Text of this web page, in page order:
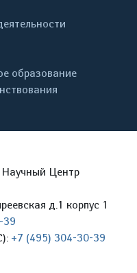
образование
Центр
д.1 корпус 1
39
+7 (495) 304-30-39